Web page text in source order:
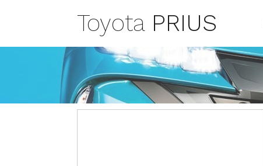
Toyota PRIUS